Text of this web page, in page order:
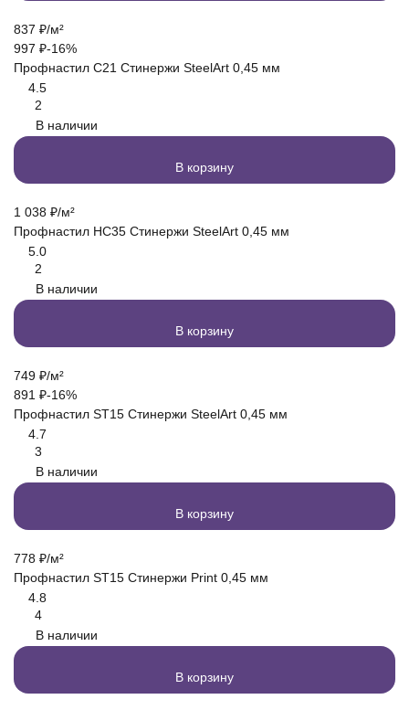
837 ₽/м²
997 ₽-16%
Профнастил С21 Стинержи SteelArt 0,45 мм
4.5
2
В наличии
В корзину
1 038 ₽/м²
Профнастил НС35 Стинержи SteelArt 0,45 мм
5.0
2
В наличии
В корзину
749 ₽/м²
891 ₽-16%
Профнастил ST15 Стинержи SteelArt 0,45 мм
4.7
3
В наличии
В корзину
778 ₽/м²
Профнастил ST15 Стинержи Print 0,45 мм
4.8
4
В наличии
В корзину